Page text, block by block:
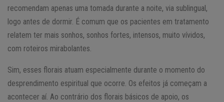
recomendam apenas uma tomada durante a noite, via sublingual,
logo antes de dormir. É comum que os pacientes em tratamento
relatem ter mais sonhos, sonhos fortes, intensos, muito vívidos,
com roteiros mirabolantes.
Sim, esses florais atuam especialmente durante o momento do
desprendimento espiritual que ocorre. Os efeitos já começam a
acontecer aí. Ao contrário dos florais básicos de apoio, os